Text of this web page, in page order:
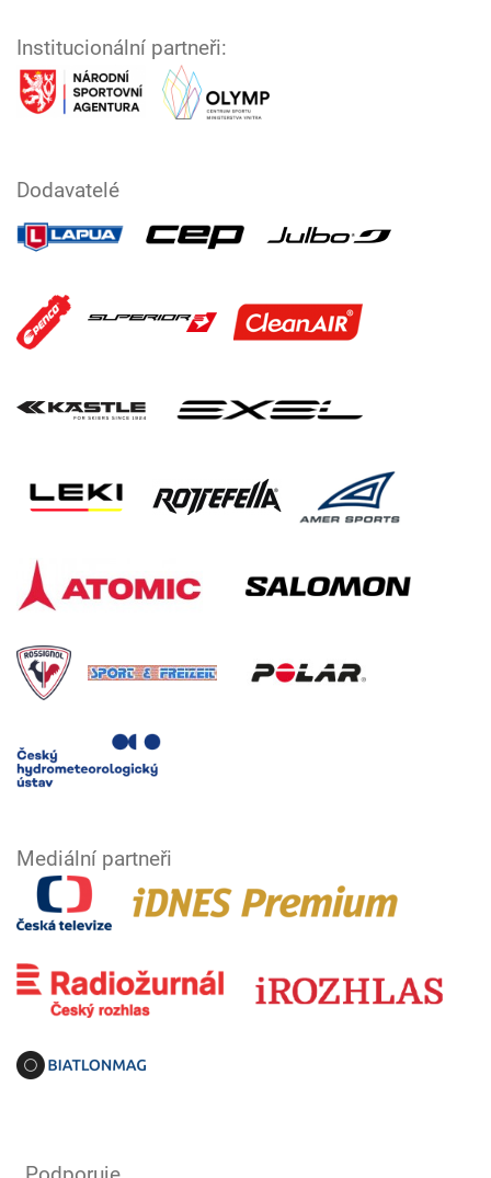
Institucionální partneři:
Dodavatelé
Mediální partneři